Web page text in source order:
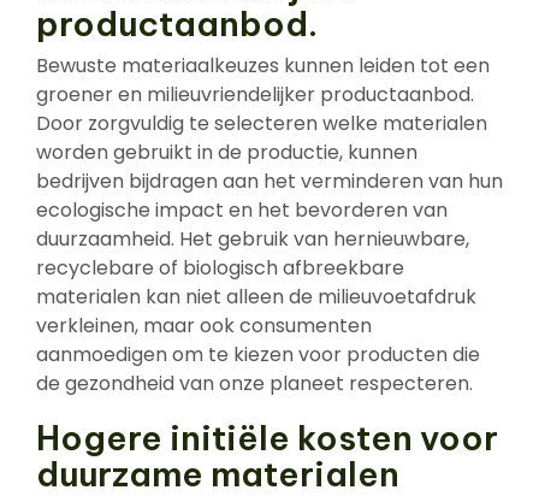
productaanbod.
Bewuste materiaalkeuzes kunnen leiden tot een
groener en milieuvriendelijker productaanbod.
Door zorgvuldig te selecteren welke materialen
worden gebruikt in de productie, kunnen
bedrijven bijdragen aan het verminderen van hun
ecologische impact en het bevorderen van
duurzaamheid. Het gebruik van hernieuwbare,
recyclebare of biologisch afbreekbare
materialen kan niet alleen de milieuvoetafdruk
verkleinen, maar ook consumenten
aanmoedigen om te kiezen voor producten die
de gezondheid van onze planeet respecteren.
Hogere initiële kosten voor
duurzame materialen